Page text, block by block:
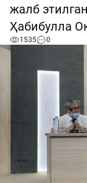
жалб
Ҳабибулла
1535 0